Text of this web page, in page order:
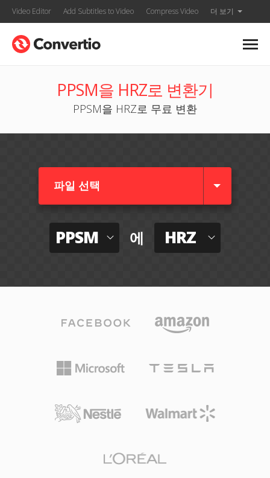
Video Editor Add Subtitles to Video Compress Video 더 보기
PPSM을 HRZ로 변환기
PPSM을 HRZ로 무료 변환
파일 선택
PPSM 에 HRZ